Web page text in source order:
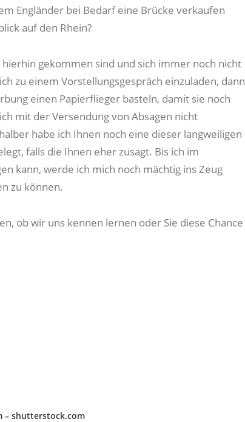
Engländer bei Bedarf eine Brücke verkaufen
auf den Rhein?
gekommen sind und sich immer noch nicht
zu einem Vorstellungsgespräch einzuladen, dann
einen Papierflieger basteln, damit sie noch
mit der Versendung von Absagen nicht
habe ich Ihnen noch eine dieser langweiligen
falls die Ihnen eher zusagt. Bis ich im
kann, werde ich mich noch mächtig ins Zeug
zu können.
ob wir uns kennen lernen oder Sie diese Chance
– shutterstock.com